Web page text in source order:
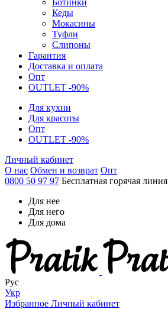
Ботинки
Кеды
Мокасины
Туфли
Слипоны
Гарантия
Доставка и оплата
Опт
OUTLET -90%
Для кухни
Для красоты
Опт
OUTLET -90%
Личный кабинет
О нас Обмен и возврат Опт
0800 50 97 97 Бесплатная горячая линия
Для нее
Для него
Для дома
Рус
Укр
Избранное Личный кабинет